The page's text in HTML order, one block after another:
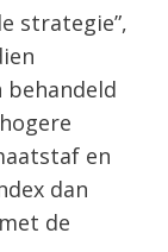
strategie”,
behandeld
en
dan
de